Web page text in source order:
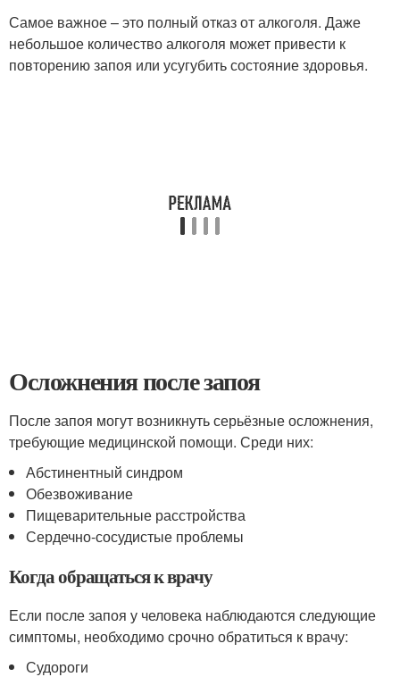
Самое важное – это полный отказ от алкоголя. Даже
небольшое количество алкоголя может привести к
повторению запоя или усугубить состояние здоровья.
Осложнения после запоя
После запоя могут возникнуть серьёзные осложнения,
требующие медицинской помощи. Среди них:
Абстинентный синдром
Обезвоживание
Пищеварительные расстройства
Сердечно-сосудистые проблемы
Когда обращаться к врачу
Если после запоя у человека наблюдаются следующие
симптомы, необходимо срочно обратиться к врачу:
Судороги